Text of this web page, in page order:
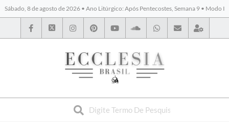
Sábado, 8 de agosto de 2026 • Ano Litúrgico: Após Pentecostes, Semana 9 • Modo I
BYBLOS